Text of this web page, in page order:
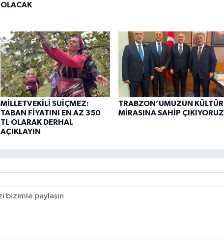
OLACAK
MİLLETVEKİLİ SUİÇMEZ:
TABAN FİYATINI EN AZ 350
TL OLARAK DERHAL
AÇIKLAYIN
TRABZON’UMUZUN KÜLTÜR
MİRASINA SAHİP ÇIKIYORUZ